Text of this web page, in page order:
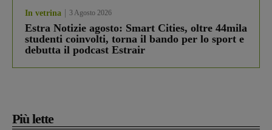
In vetrina 3 Agosto 2026
Estra Notizie agosto: Smart Cities, oltre 44mila
studenti coinvolti, torna il bando per lo sport e
debutta il podcast Estrair
Più lette